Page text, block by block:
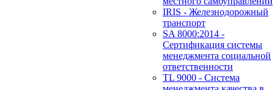
IRIS - Железнодорожный
транспорт
SA 8000:2014 -
Сертификация системы
менеджмента социальной
ответственности
TL 9000 - Система